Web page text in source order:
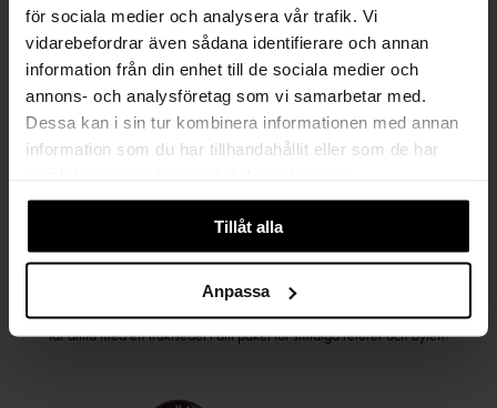
för sociala medier och analysera vår trafik. Vi
vidarebefordrar även sådana identifierare och annan
information från din enhet till de sociala medier och
annons- och analysföretag som vi samarbetar med.
Dessa kan i sin tur kombinera informationen med annan
information som du har tillhandahållit eller som de har
Tillåt alla
Anpassa
Håll dig uppdaterad
HANDLA TRYGGT OCH SMIDIGT
Välj det betalsätt som passar dig med Klarna. Vi på Johnells erbjuder flera
bekväma fraktalternativ; utlämningsställe, hemleverans och paketskåp. Du
får alltid med en fraktsedel i ditt paket för smidiga returer och byten!